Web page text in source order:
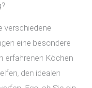
verschiedene
eine besondere
erfahrenen Köchen
den idealen